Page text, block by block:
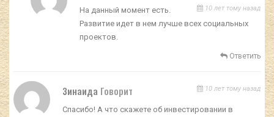
10 лет тому назад
На данный момент есть.
Развитие идет в нем лучше всех социальных
проектов.
Ответить
Зинаида Говорит 10 лет тому назад
Спасибо! А что скажете об инвестировании в